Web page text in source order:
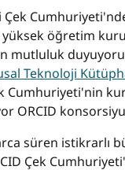
öğretim
mutluluk
Teknoloji
Cumhuriyeti'nin
ORCID
süren istikrarlı
Çek